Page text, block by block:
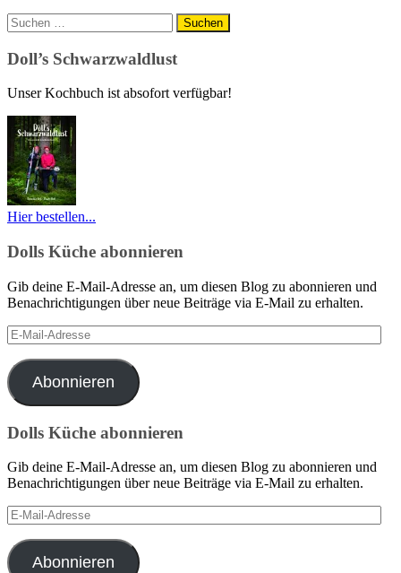
Suchen
nach:
Doll’s Schwarzwaldlust
Unser Kochbuch ist absofort verfügbar!
Hier bestellen...
Dolls Küche abonnieren
Gib deine E-Mail-Adresse an, um diesen Blog zu abonnieren und
Benachrichtigungen über neue Beiträge via E-Mail zu erhalten.
E-
Mail-
Adresse
Abonnieren
Dolls Küche abonnieren
Gib deine E-Mail-Adresse an, um diesen Blog zu abonnieren und
Benachrichtigungen über neue Beiträge via E-Mail zu erhalten.
E-
Mail-
Adresse
Abonnieren